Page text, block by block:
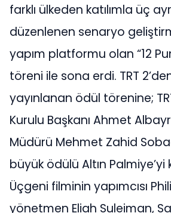
farklı ülkeden katılımla üç
düzenlenen senaryo
yapım platformu olan “12
töreni ile sona erdi. TRT
yayınlanan ödül törenine;
Kurulu Başkanı Ahmet
Müdürü Mehmet Zahid
büyük ödülü Altın
Üçgeni filminin yapımcısı
yönetmen Eliah Suleiman,